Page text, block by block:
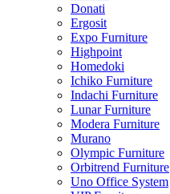
Donati
Ergosit
Expo Furniture
Highpoint
Homedoki
Ichiko Furniture
Indachi Furniture
Lunar Furniture
Modera Furniture
Murano
Olympic Furniture
Orbitrend Furniture
Uno Office System